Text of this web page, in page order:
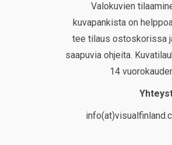
Valokuvien
kuvapankista on
tee tilaus ostoskorissa
saapuvia ohjeita.
14